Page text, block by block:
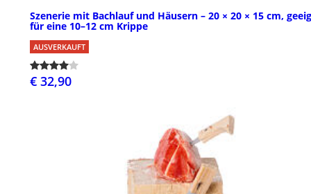
Szenerie mit Bachlauf und Häusern – 20 × 20 × 15 cm,
für eine 10–12 cm Krippe
AUSVERKAUFT
€ 32,90